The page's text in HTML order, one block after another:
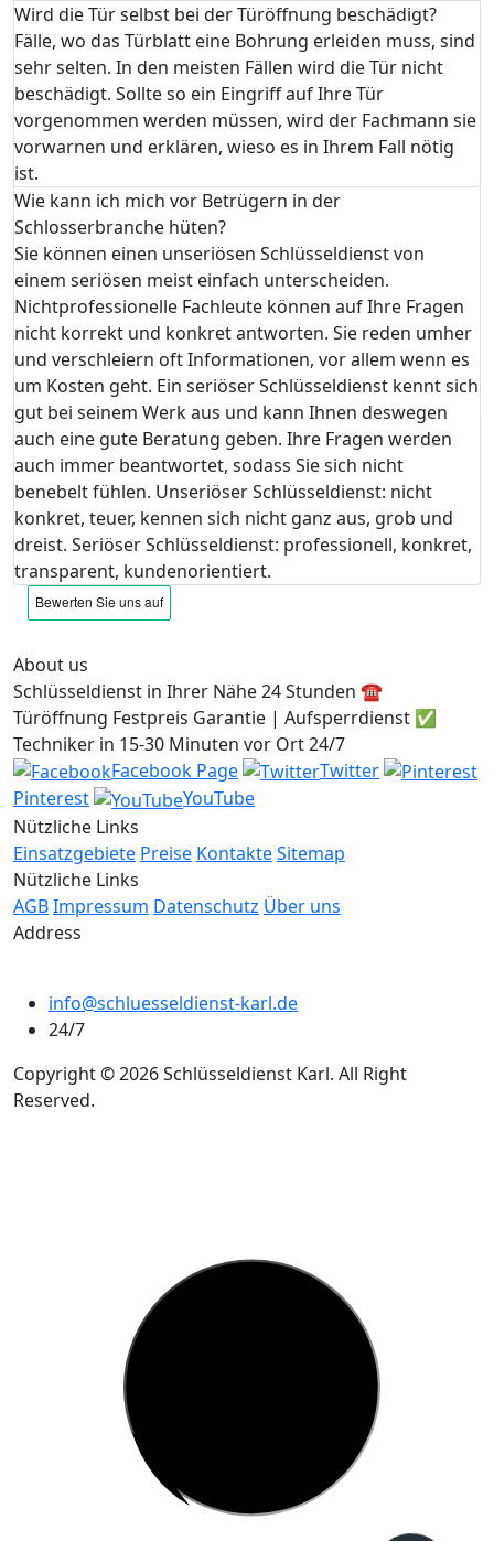
Wird die Tür selbst bei der Türöffnung beschädigt?
Fälle, wo das Türblatt eine Bohrung erleiden muss, sind
sehr selten. In den meisten Fällen wird die Tür nicht
beschädigt. Sollte so ein Eingriff auf Ihre Tür
vorgenommen werden müssen, wird der Fachmann sie
vorwarnen und erklären, wieso es in Ihrem Fall nötig
ist.
Wie kann ich mich vor Betrügern in der
Schlosserbranche hüten?
Sie können einen unseriösen Schlüsseldienst von
einem seriösen meist einfach unterscheiden.
Nichtprofessionelle Fachleute können auf Ihre Fragen
nicht korrekt und konkret antworten. Sie reden umher
und verschleiern oft Informationen, vor allem wenn es
um Kosten geht. Ein seriöser Schlüsseldienst kennt sich
gut bei seinem Werk aus und kann Ihnen deswegen
auch eine gute Beratung geben. Ihre Fragen werden
auch immer beantwortet, sodass Sie sich nicht
benebelt fühlen. Unseriöser Schlüsseldienst: nicht
konkret, teuer, kennen sich nicht ganz aus, grob und
dreist. Seriöser Schlüsseldienst: professionell, konkret,
transparent, kundenorientiert.
About us
Schlüsseldienst in Ihrer Nähe 24 Stunden ☎️
Türöffnung Festpreis Garantie | Aufsperrdienst ✅
Techniker in 15-30 Minuten vor Ort 24/7
Facebook Page
Twitter
Pinterest
YouTube
Nützliche Links
Einsatzgebiete Preise KontakteSitemap
Nützliche Links
AGBImpressum Datenschutz Über uns
Address
info@schluesseldienst-karl.de
24/7
Copyright © 2026 Schlüsseldienst Karl. All Right
Reserved.